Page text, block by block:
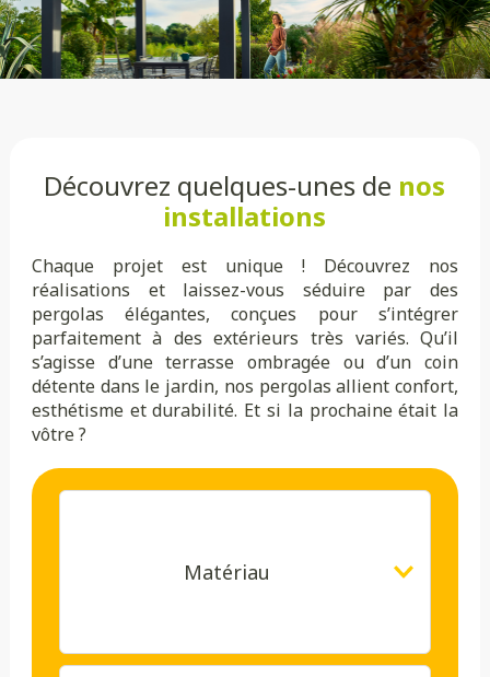
Découvrez quelques-unes de nos
installations
Chaque projet est unique ! Découvrez nos
réalisations et laissez-vous séduire par des
pergolas élégantes, conçues pour s’intégrer
parfaitement à des extérieurs très variés. Qu’il
s’agisse d’une terrasse ombragée ou d’un coin
détente dans le jardin, nos pergolas allient confort,
esthétisme et durabilité. Et si la prochaine était la
vôtre ?
Matériau